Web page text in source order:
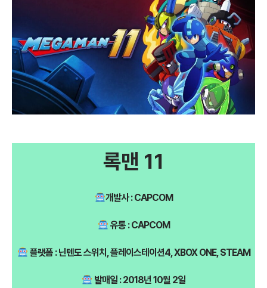
록맨 11
개발사 : CAPCOM
유통 : CAPCOM
플랫폼 : 닌텐도 스위치, 플레이스테이션4, XBOX ONE, STEAM
발매일 : 2018년 10월 2일